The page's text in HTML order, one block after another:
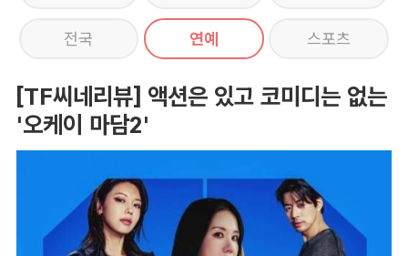
전국 연예 스포츠
[TF씨네리뷰] 액션은 있고 코미디는 없는
'오케이 마담2'